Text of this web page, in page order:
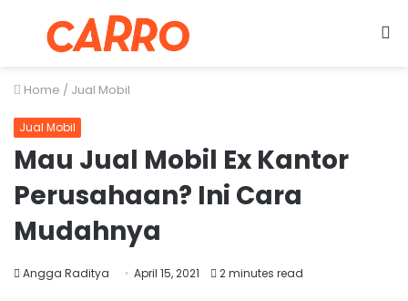
Menu
Home / Jual Mobil
Jual Mobil
Mau Jual Mobil Ex Kantor
Perusahaan? Ini Cara
Mudahnya
Angga Raditya April 15, 2021 2 minutes read